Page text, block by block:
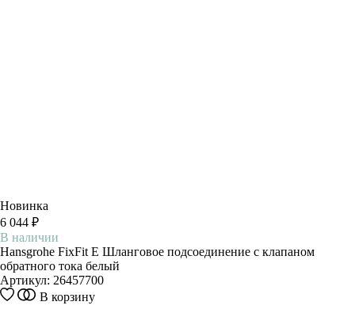
Новинка
6 044 ₽
В наличии
Hansgrohe FixFit E Шланговое подсоединение с клапаном
обратного тока белый
Артикул: 26457700
В корзину